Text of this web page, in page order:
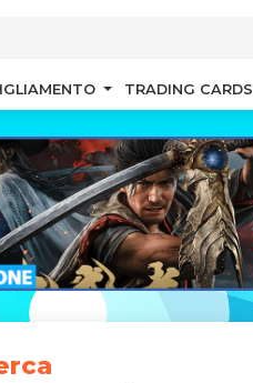
TRADING CARDS